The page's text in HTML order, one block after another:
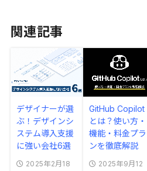
関連記事
デザイナーが選
ぶ！デザインシ
ステム導入支援
に強い会社6選
2025年2月18
GitHub Copilot
とは？使い方・
機能・料金プラ
ンを徹底解説
2025年9月12